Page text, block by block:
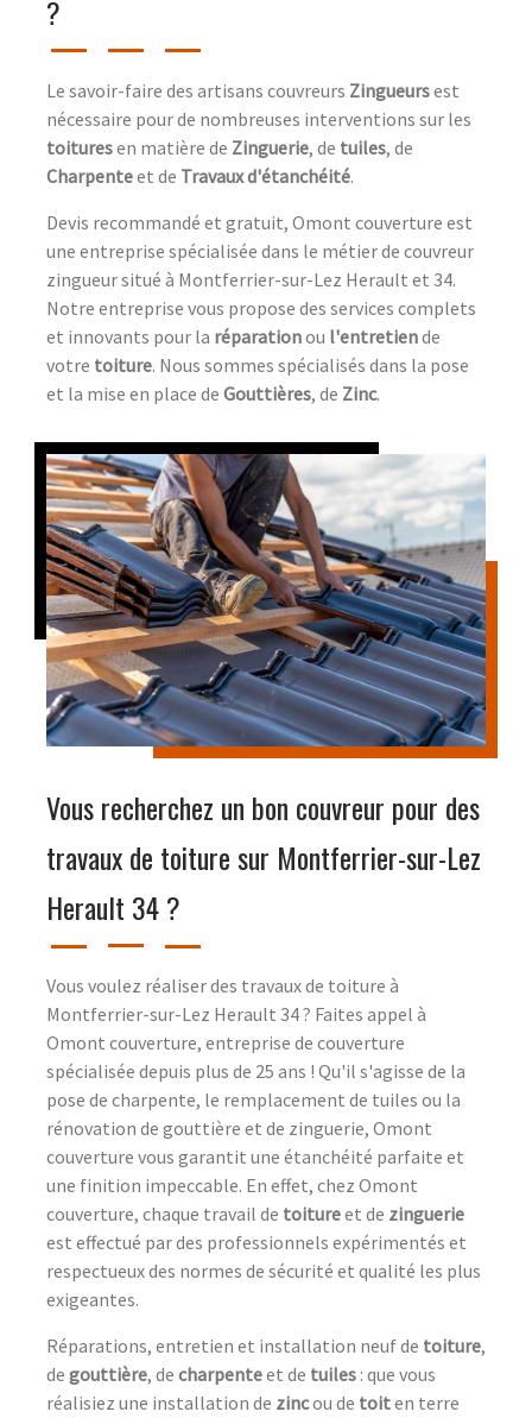
?
Le savoir-faire des artisans couvreurs Zingueursest
nécessaire pour de nombreuses interventions sur les
toituresen matière de Zinguerie, de tuiles, de
Charpenteet de Travaux d'étanchéité.
Devis recommandé et gratuit, Omont couverture est
une entreprise spécialisée dans le métier de couvreur
zingueur situé à Montferrier-sur-Lez Herault et 34.
Notre entreprise vous propose des services complets
et innovants pour la réparationou l'entretiende
votre toiture. Nous sommes spécialisés dans la pose
et la mise en place de Gouttières, de Zinc.
Vous recherchez un bon couvreur pour des
travaux de toiture sur Montferrier-sur-Lez
Herault 34 ?
Vous voulez réaliser des travaux de toiture à
Montferrier-sur-Lez Herault 34 ? Faites appel à
Omont couverture, entreprise de couverture
spécialisée depuis plus de 25 ans ! Qu'il s'agisse de la
pose de charpente, le remplacement de tuiles ou la
rénovation de gouttière et de zinguerie, Omont
couverture vous garantit une étanchéité parfaite et
une finition impeccable. En effet, chez Omont
couverture, chaque travail de toitureet de zinguerie
est effectué par des professionnels expérimentés et
respectueux des normes de sécurité et qualité les plus
exigeantes.
Réparations, entretien et installation neuf de toiture,
de gouttière, de charpenteet de tuiles : que vous
réalisiez une installation de zincou de toiten terre